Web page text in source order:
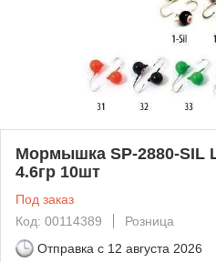
Мормышка SP-2880-SIL
4.6гр 10шт
Под заказ
Код: 00114389
Розница
Отправка с 12 августа 2026